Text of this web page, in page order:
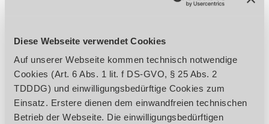
Diese Webseite verwendet Cookies
Auf unserer Webseite kommen technisch notwendige
Cookies (Art. 6 Abs. 1 lit. f DS-GVO, § 25 Abs. 2
TDDDG) und einwilligungsbedürftige Cookies zum
Einsatz. Erstere dienen dem einwandfreien technischen
Betrieb der Webseite. Die einwilligungsbedürftigen
Klein-Drechselbank